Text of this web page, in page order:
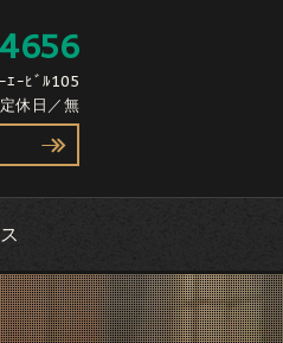
ｰﾋﾞﾙ105
休日／無